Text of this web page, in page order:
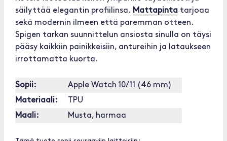
säilyttää elegantin profiilinsa. Mattapinta tarjoaa
sekä modernin ilmeen että paremman otteen.
Spigen tarkan suunnittelun ansiosta sinulla on täysi
pääsy kaikkiin painikkeisiin, antureihin ja lataukseen
irrottamatta kuorta.
Sopii:
Apple Watch 10/11 (46 mm)
Materiaali:
TPU
Maali:
Musta, harmaa